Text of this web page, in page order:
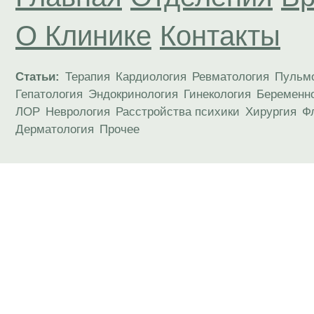
О Клинике Контакты
Статьи: Терапия Кардиология Ревматология
Гепатология Эндокринология Гинекология
ЛОР Неврология Расстройства психики Хирургия
Дерматология Прочее